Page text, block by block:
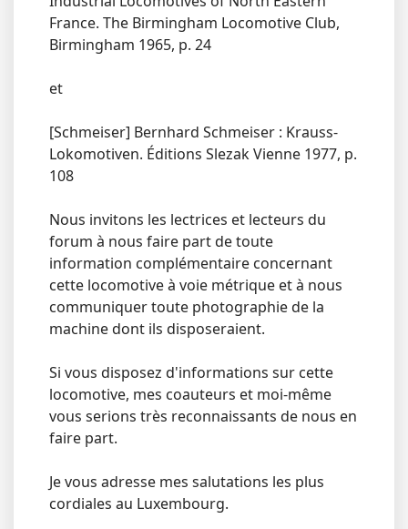
France. The Birmingham Locomotive Club,
Birmingham 1965, p. 24
et
[Schmeiser] Bernhard Schmeiser : Krauss-
Lokomotiven. Éditions Slezak Vienne 1977, p.
108
Nous invitons les lectrices et lecteurs du
forum à nous faire part de toute
information complémentaire concernant
cette locomotive à voie métrique et à nous
communiquer toute photographie de la
machine dont ils disposeraient.
Si vous disposez d'informations sur cette
locomotive, mes coauteurs et moi-même
vous serions très reconnaissants de nous en
faire part.
Je vous adresse mes salutations les plus
cordiales au Luxembourg.